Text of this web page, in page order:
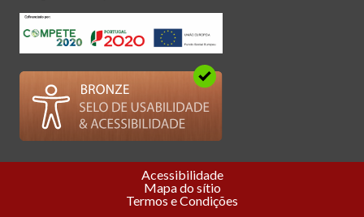
Acessibilidade
Mapa do sítio
Termos e Condições